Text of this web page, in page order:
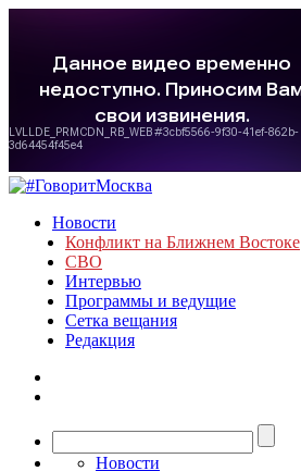
Новости
Конфликт на Ближнем Востоке
СВО
Интервью
Программы и ведущие
Сетка вещания
Редакция
Новости